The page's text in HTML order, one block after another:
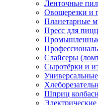
Ленточные
Овощерезки и
Планетарные
Пресс для
Слайсеры
Сыротёрки и
Шприц